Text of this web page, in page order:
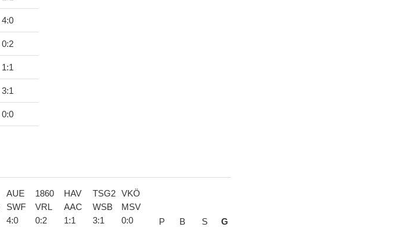
4:0
0:2
1:1
3:1
0:0
AUE
SWF
4:0
1860
VRL
0:2
HAV
AAC
1:1
TSG2
WSB
3:1
VKÖ
MSV
0:0 P B S G